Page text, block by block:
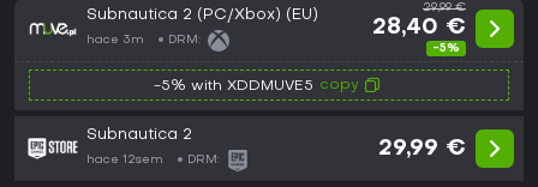
Subnautica 2 (PC/Xbox) (EU)
hace 3m DRM:
29,99 €
28,40 €
-5%
-5% with XDDMUVE5 copy
Subnautica 2
hace 12sem DRM:
29,99 €